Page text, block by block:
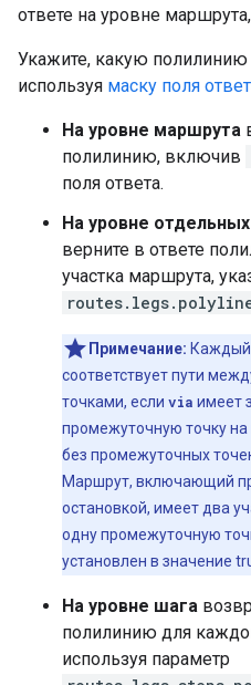
ответе на уровне
Укажите, какую полилинию
используя маску поля
На уровне маршрута
полилинию, включив
поля ответа.
На уровне
верните в ответе
участка маршрута,
Примечание: Каждый
соответствует пути
точками, если via имеет
промежуточную точку
без промежуточных
Маршрут, включающий
остановкой, имеет два
одну промежуточную
установлен в значение
На уровне шага
полилинию для
используя параметр